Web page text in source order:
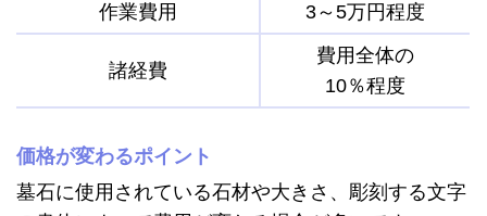
作業費用
3～5万円程度
諸経費
費用全体の
10％程度
価格が変わるポイント
墓石に使用されている石材や大きさ、彫刻する文字